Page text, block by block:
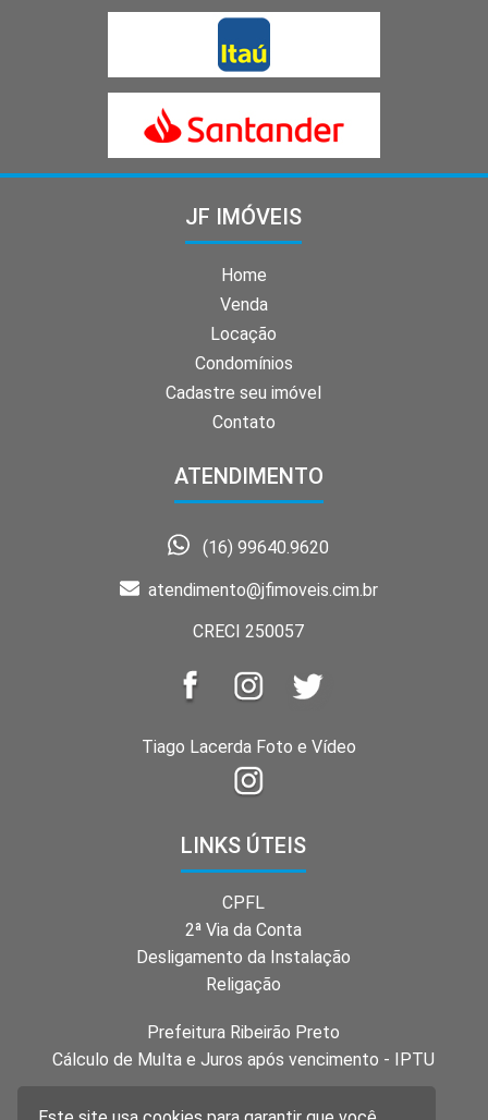
JF IMÓVEIS
Home
Venda
Locação
Condomínios
Cadastre seu imóvel
Contato
ATENDIMENTO
(16) 99640.9620
atendimento@jfimoveis.cim.br
CRECI 250057
Tiago Lacerda Foto e Vídeo
LINKS ÚTEIS
CPFL
2ª Via da Conta
Desligamento da Instalação
Religação
Prefeitura Ribeirão Preto
Cálculo de Multa e Juros após vencimento - IPTU